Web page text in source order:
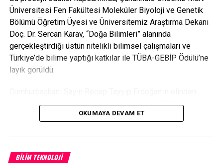
Üniversitesi Fen Fakültesi Moleküler Biyoloji ve Genetik
Bölümü Öğretim Üyesi ve Üniversitemiz Araştırma Dekanı
Doç. Dr. Sercan Karav, “Doğa Bilimleri” alanında
gerçekleştirdiği üstün nitelikli bilimsel çalışmaları ve
Türkiye’de bilime yaptığı katkılar ile TÜBA-GEBİP Ödülü’ne
layık görüldü.
ödülünü alan Doç. Dr. Sercan Karav, sadece ÇOMÜ ailesi
için değil, aynı zamanda ülkemizin bilim dünyası için de
yenilikçi yaklaşımları ve azmi, özellikle genç araştırmacılar
için ilham kaynağı olmuştur.
OKUMAYA DEVAM ET
BILIM TEKNOLOJI